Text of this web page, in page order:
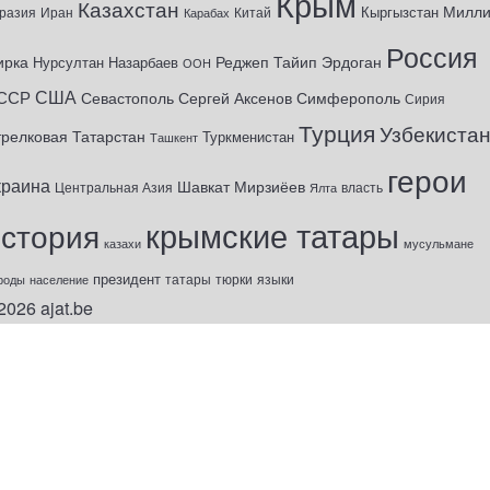
Иран Казахстан Карабах Китай Кыргызстан Милли
Нурсултан Назарбаев ООН Реджеп Тайип Эрдоган Россия
США Севастополь Сергей Аксенов Симферополь Сирия
Татарстан Ташкент Туркменистан ТурцияУзбекистан
Центральная Азия Шавкат Мирзиёев Ялта власть герои
казахи крымские татары мусульмане
население президент татары тюрки языки
ajat.be